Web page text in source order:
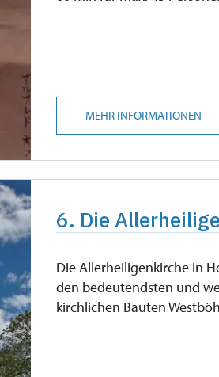
MEHR INFORMATIONEN
6. Die
Die Allerheiligenkirche in
den bedeutendsten und
kirchlichen Bauten